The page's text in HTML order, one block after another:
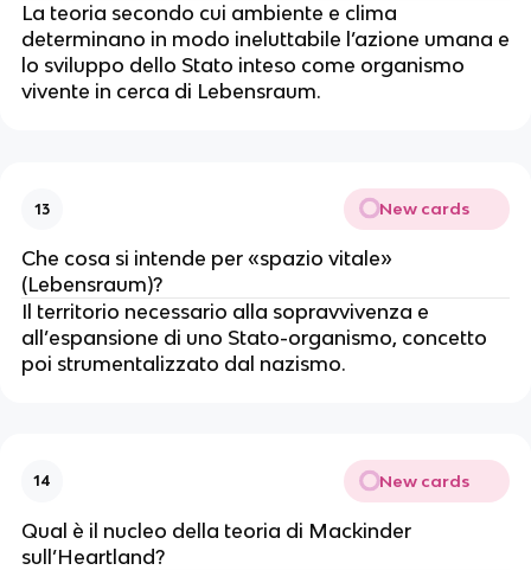
La teoria secondo cui ambiente e clima
determinano in modo ineluttabile l’azione umana e
lo sviluppo dello Stato inteso come organismo
vivente in cerca di Lebensraum.
13 New cards
Che cosa si intende per «spazio vitale»
(Lebensraum)?
Il territorio necessario alla sopravvivenza e
all’espansione di uno Stato-organismo, concetto
poi strumentalizzato dal nazismo.
14 New cards
Qual è il nucleo della teoria di Mackinder
sull’Heartland?